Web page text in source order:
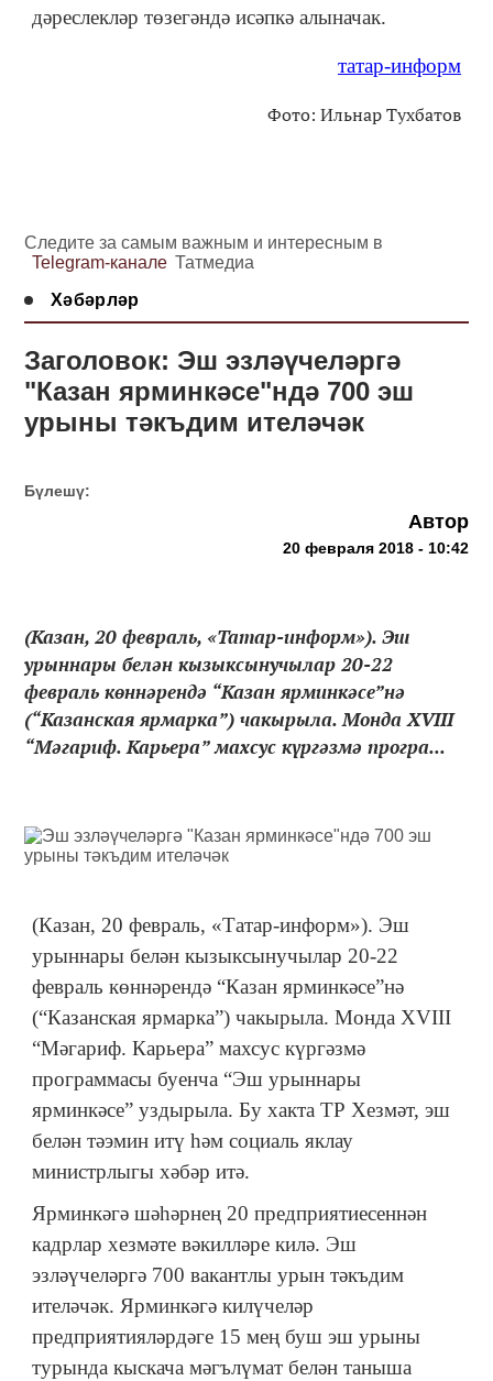
дәреслекләр төзегәндә исәпкә алыначак.
татар-информ
Фото: Ильнар Тухбатов
Следите за самым важным и интересным в
Telegram-канале Татмедиа
Хәбәрләр
Заголовок: Эш эзләүчеләргә
"Казан ярминкәсе"ндә 700 эш
урыны тәкъдим ителәчәк
Бүлешү:
Автор
20 февраля 2018 - 10:42
(Казан, 20 февраль, «Татар-информ»). Эш
урыннары белән кызыксынучылар 20-22
февраль көннәрендә “Казан ярминкәсе”нә
(“Казанская ярмарка”) чакырыла. Монда XVIII
“Мәгариф. Карьера” махсус күргәзмә програ...
(Казан, 20 февраль, «Татар-информ»). Эш
урыннары белән кызыксынучылар 20-22
февраль көннәрендә “Казан ярминкәсе”нә
(“Казанская ярмарка”) чакырыла. Монда XVIII
“Мәгариф. Карьера” махсус күргәзмә
программасы буенча “Эш урыннары
ярминкәсе” уздырыла. Бу хакта ТР Хезмәт, эш
белән тәэмин итү һәм социаль яклау
министрлыгы хәбәр итә.
Ярминкәгә шәһәрнең 20 предприятиесеннән
кадрлар хезмәте вәкилләре килә. Эш
эзләүчеләргә 700 вакантлы урын тәкъдим
ителәчәк. Ярминкәгә килүчеләр
предприятияләрдәге 15 мең буш эш урыны
турында кыскача мәгълүмат белән таныша